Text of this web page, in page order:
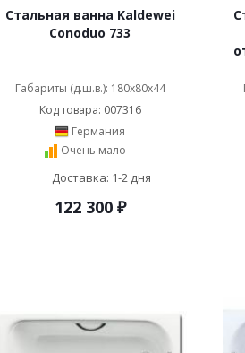
Стальная ванна Kaldewei
Conoduo 733
Габариты (д.ш.в.): 180x80x44
Код товара: 007316
Германия
Очень мало
Доставка: 1-2 дня
122 300₽